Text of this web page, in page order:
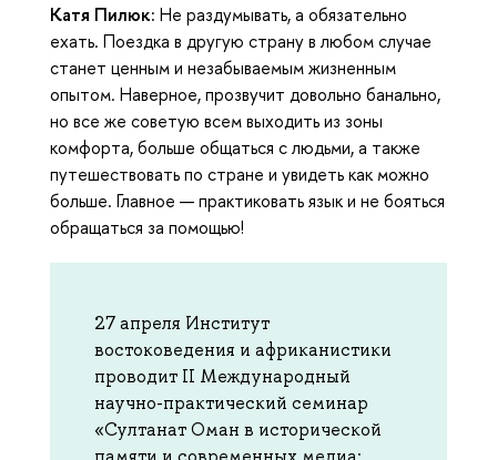
Катя Пилюк: Не раздумывать, а обязательно
ехать. Поездка в другую страну в любом случае
станет ценным и незабываемым жизненным
опытом. Наверное, прозвучит довольно банально,
но все же советую всем выходить из зоны
комфорта, больше общаться с людьми, а также
путешествовать по стране и увидеть как можно
больше. Главное — практиковать язык и не бояться
обращаться за помощью!
27 апреля Институт
востоковедения и африканистики
проводит II Международный
научно-практический семинар
«Султанат Оман в исторической